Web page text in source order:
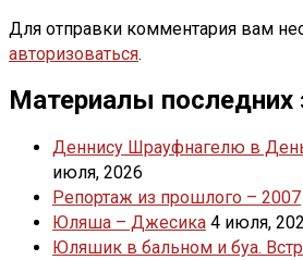
Для отправки комментария вам
авторизоваться.
Материалы последних
Деннису Шрауфнагелю в
июля, 2026
Репортаж из прошлого – 2007
Юляша – Джесика 4 июля,
Юляшик в бальном и буа.